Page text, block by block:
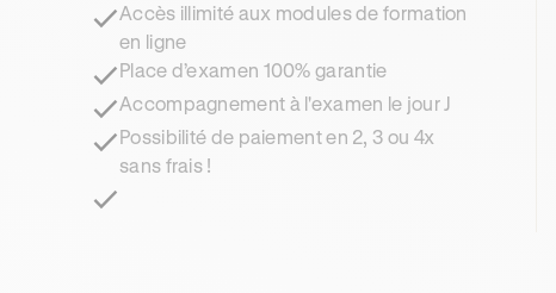
Accès illimité aux modules de formation
en ligne
Place d’examen 100% garantie
Accompagnement à l'examen le jour J
Possibilité de paiement en 2, 3 ou 4x
sans frais !